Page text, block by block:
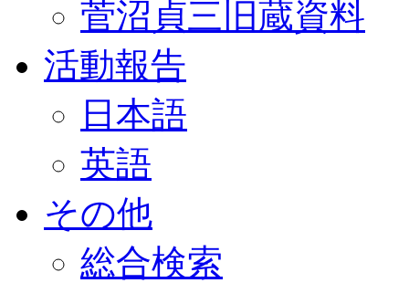
菅沼貞三旧蔵資料
活動報告
日本語
英語
その他
総合検索